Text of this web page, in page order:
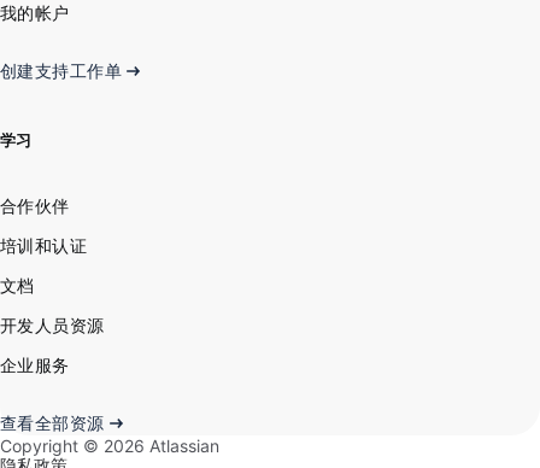
我的帐户
创建支持工作单
学习
合作伙伴
培训和认证
文档
开发人员资源
企业服务
查看全部资源
Copyright © 2026 Atlassian